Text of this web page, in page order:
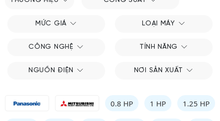
MỨC GIÁ LOẠI MÁY
CÔNG NGHỆ TÍNH NĂNG
NGUỒN ĐIỆN NƠI SẢN XUẤT
0.8 HP 1 HP 1.25 HP